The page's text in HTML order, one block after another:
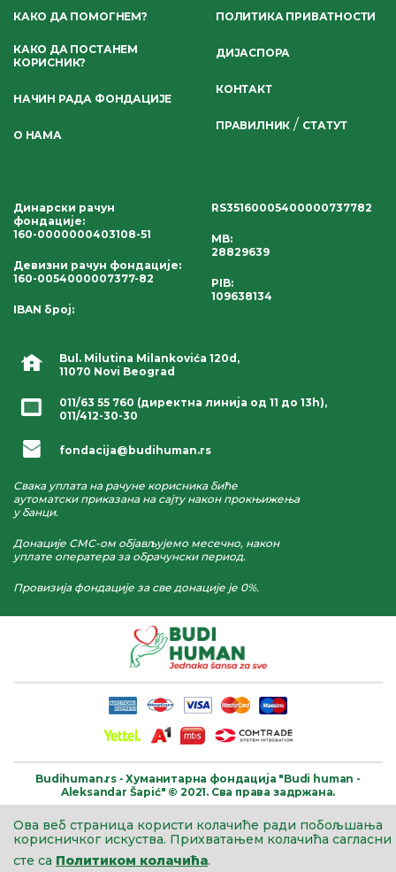
Bul. Milutina Milankovića 120d,
11070 Novi Beograd
011/63 55 760 (директна линија од 11 до 13h),
011/412-30-30
fondacija@budihuman.rs
Свака уплата на рачуне корисника биће
аутоматски приказана на сајту након прокњижења
у банци.
Донације СМС-ом објављујемо месечно, након
уплате оператера за обрачунски период.
Провизија фондације за све донације је 0%.
КАКО ДА ПОМОГНЕМ?
КАКО ДА ПОСТАНЕМ
КОРИСНИК?
НАЧИН РАДА ФОНДАЦИЈЕ
О НАМА
ПОЛИТИКА ПРИВАТНОСТИ
ДИЈАСПОРА
КОНТАКТ
ПРАВИЛНИК / СТАТУТ
Динарски рачун
фондације:
160-0000000403108-51
Девизни рачун фондације:
160-0054000007377-82
IBAN број:
RS35160005400000737782
MB:
28829639
PIB:
109638134
Budihuman.rs -Хуманитарна фондација "Budi human -
Aleksandar Šapić" © 2021. Сва права задржана.
Ова веб страница користи колачиће ради побољшања
корисничког искуства. Прихватањем колачића сагласни
сте са Политиком колачића.